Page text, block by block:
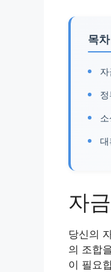
목차
자
당신의
의 조합
이 필요